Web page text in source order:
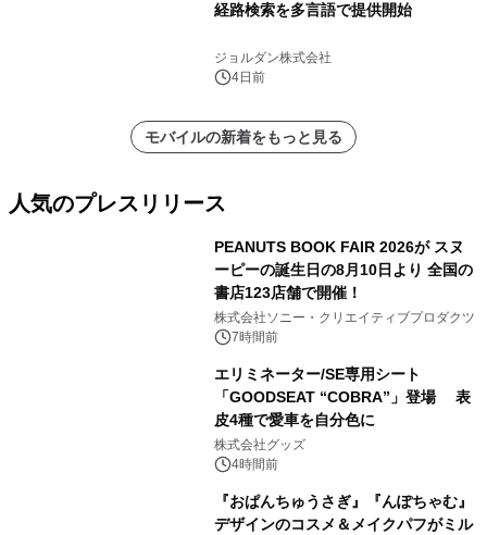
経路検索を多言語で提供開始
ジョルダン株式会社
4日前
モバイルの新着をもっと見る
人気のプレスリリース
PEANUTS BOOK FAIR 2026が スヌ
ーピーの誕生日の8月10日より 全国の
書店123店舗で開催！
株式会社ソニー・クリエイティブプロダクツ
7時間前
エリミネーター/SE専用シート
「GOODSEAT “COBRA”」登場 表
皮4種で愛車を自分色に
株式会社グッズ
4時間前
『おぱんちゅうさぎ』『んぽちゃむ』
デザインのコスメ＆メイクパフがミル